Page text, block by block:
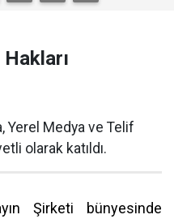
Yerel Medya ve Telif
olarak katıldı.
Şirketi bünyesinde